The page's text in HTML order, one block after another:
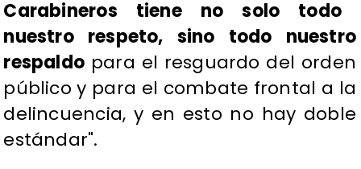
Carabineros tiene no solo todo
nuestro respeto, sino todo nuestro
respaldo para el resguardo del orden
público y para el combate frontal a la
delincuencia, y en esto no hay doble
estándar".